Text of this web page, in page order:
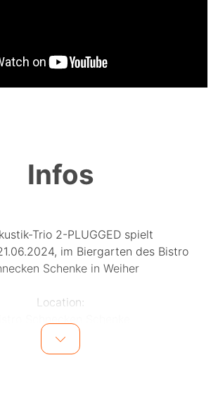
Infos
Trio 2-PLUGGED spielt
im Biergarten des Bistro
Schenke in Weiher
Location:
Ubstadter Sraße 29
76698 Ubstadt-Weiher